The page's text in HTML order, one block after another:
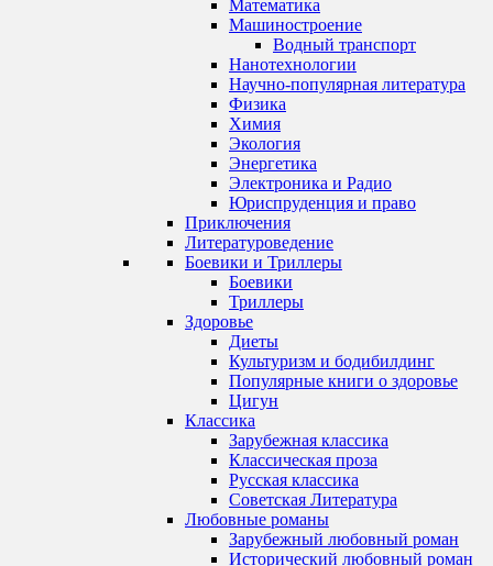
Математика
Машиностроение
Водный транспорт
Нанотехнологии
Научно-популярная литература
Физика
Химия
Экология
Энергетика
Электроника и Радио
Юриспруденция и право
Приключения
Литературоведение
Боевики и Триллеры
Боевики
Триллеры
Здоровье
Диеты
Культуризм и бодибилдинг
Популярные книги о здоровье
Цигун
Классика
Зарубежная классика
Классическая проза
Русская классика
Советская Литература
Любовные романы
Зарубежный любовный роман
Исторический любовный роман